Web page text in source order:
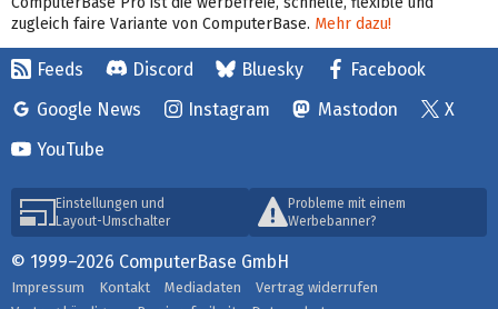
zugleich faire Variante von ComputerBase. Mehr dazu!
Feeds Discord Bluesky
Facebook
Google News
Instagram Mastodon
X
YouTube
Einstellungen und
Layout-Umschalter
Probleme mit einem
Werbebanner?
© 1999–2026 ComputerBase GmbH
Impressum Kontakt Mediadaten
Vertrag widerrufen